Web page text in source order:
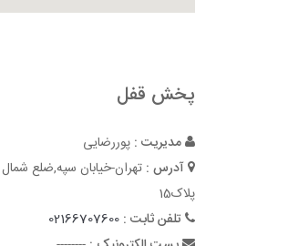
پخش قفل
مدیریت : پوررضایی
آدرس : تهران-خیابان سپه,ضلع
پلاک15
تلفن ثابت : 02166707600